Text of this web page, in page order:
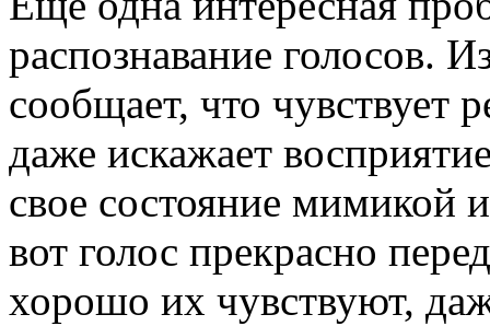
распознавание голосов.
сообщает, что чувствует
даже искажает
свое состояние мимикой
вот голос прекрасно
хорошо их чувствуют,